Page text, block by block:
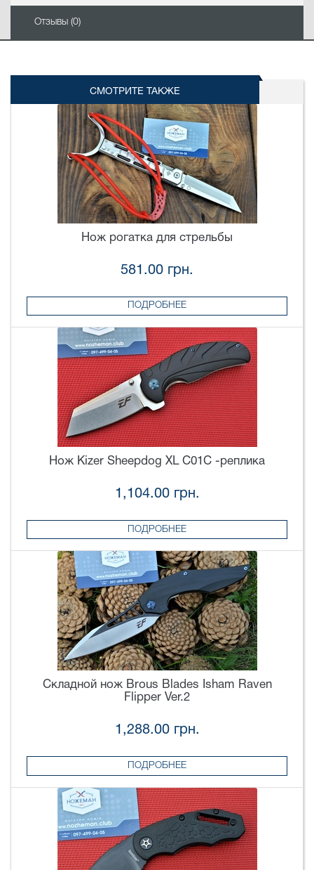
Отзывы (0)
СМОТРИТЕ ТАКЖЕ
Нож рогатка для стрельбы
581.00 грн.
ПОДРОБНЕЕ
Нож Kizer Sheepdog XL C01C -реплика
1,104.00 грн.
ПОДРОБНЕЕ
Складной нож Brous Blades Isham Raven
Flipper Ver.2
1,288.00 грн.
ПОДРОБНЕЕ